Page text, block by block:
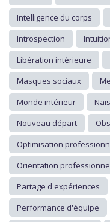
Intelligence du corps
Introspection
Libération intérieure
Masques sociaux
Monde intérieur
Nouveau départ
Optimisation
Orientation
Partage d'expériences
Performance d'équipe